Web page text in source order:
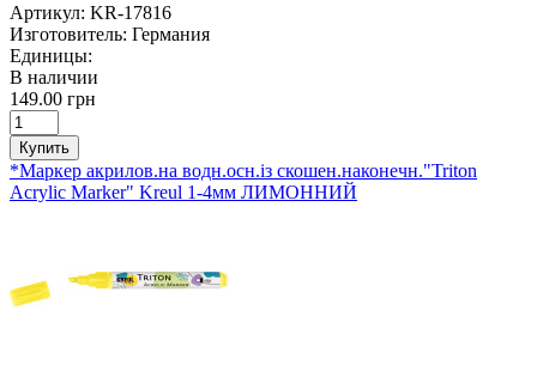
Артикул: KR-17816
Изготовитель: Германия
Единицы:
В наличии
149.00 грн
Купить
*Маркер акрилов.на водн.осн.із скошен.наконечн."Triton
Acrylic Marker" Kreul 1-4мм ЛИМОННИЙ